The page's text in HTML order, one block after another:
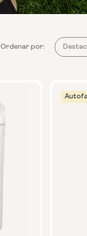
Ordenar por: